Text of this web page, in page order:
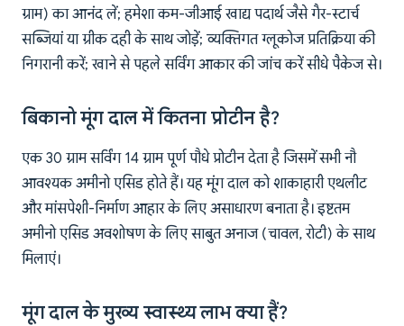
ग्राम) का आनंद लें; हमेशा कम-जीआई खाद्य पदार्थ जैसे गैर-स्टार्च
सब्जियां या ग्रीक दही के साथ जोड़ें; व्यक्तिगत ग्लूकोज प्रतिक्रिया की
निगरानी करें; खाने से पहले सर्विंग आकार की जांच करें सीधे पैकेज से।
बिकानो मूंग दाल में कितना प्रोटीन है?
एक 30 ग्राम सर्विंग 14 ग्राम पूर्ण पौधे प्रोटीन देता है जिसमें सभी नौ
आवश्यक अमीनो एसिड होते हैं। यह मूंग दाल को शाकाहारी एथलीट
और मांसपेशी-निर्माण आहार के लिए असाधारण बनाता है। इष्टतम
अमीनो एसिड अवशोषण के लिए साबुत अनाज (चावल, रोटी) के साथ
मिलाएं।
मूंग दाल के मुख्य स्वास्थ्य लाभ क्या हैं?